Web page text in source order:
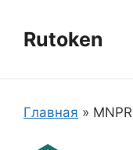
содержимому
Rutoken
Главная »